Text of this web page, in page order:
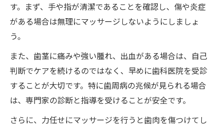
す。まず、手や指が清潔であることを確認し、傷や炎症
がある場合は無理にマッサージしないようにしましょ
う。
また、歯茎に痛みや強い腫れ、出血がある場合は、自己
判断でケアを続けるのではなく、早めに歯科医院を受診
することが大切です。特に歯周病の兆候が見られる場合
は、専門家の診断と指導を受けることが安全です。
さらに、力任せにマッサージを行うと歯肉を傷つけてし